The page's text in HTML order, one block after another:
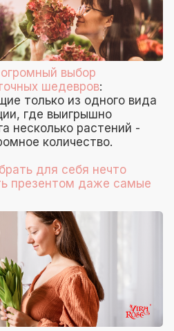
выбор
шедевров:
только из одного вида
где выигрышно
несколько растений -
количество.
для себя нечто
презентом даже самые